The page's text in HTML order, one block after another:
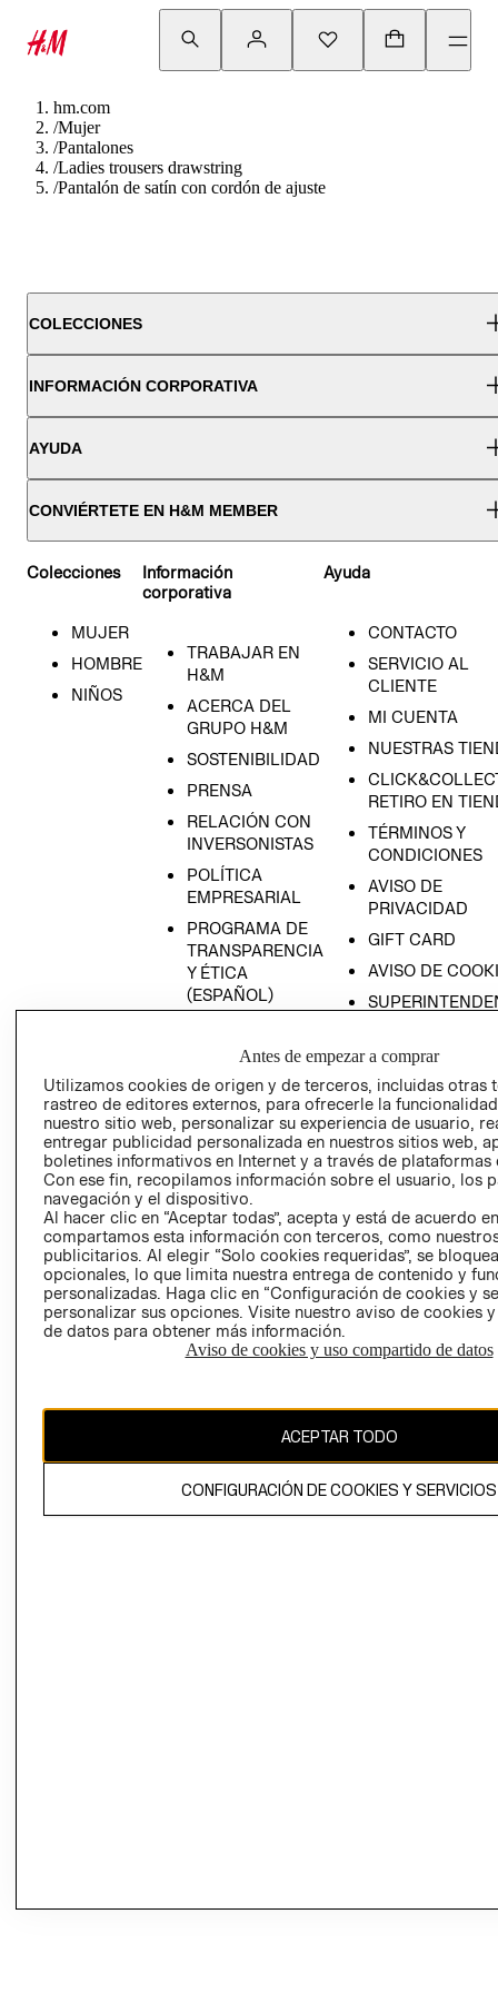
hm.com
/Mujer
/Pantalones
/Ladies trousers drawstring
/Pantalón de satín con cordón de ajuste
COLECCIONES
INFORMACIÓN CORPORATIVA
AYUDA
CONVIÉRTETE EN H&M MEMBER
Colecciones
MUJER
HOMBRE
NIÑOS
Información
corporativa
TRABAJAR EN
H&M
ACERCA DEL
GRUPO H&M
SOSTENIBILIDAD
PRENSA
RELACIÓN CON
INVERSONISTAS
POLÍTICA
EMPRESARIAL
PROGRAMA DE
TRANSPARENCIA
Y ÉTICA
(ESPAÑOL)
TRANSPARENCIA
Ayuda
CONTACTO
SERVICIO AL
CLIENTE
MI CUENTA
NUESTRAS
RETIRO EN
TÉRMINOS Y
CONDICIONES
AVISO DE
PRIVACIDAD
GIFT CARD
AVISO DE
PETICIONES
QUEJAS Y
RECLAMOS
Colombia ($)
CAMBIAR REGIÓN
El contenido de esta página web está protegido por copyright y es
propiedad de H&M Hennes & Mauritz AB.
Antes de empezar a comprar
Utilizamos cookies de origen y de terceros, incluidas otras
rastreo de editores externos, para ofrecerle la
nuestro sitio web, personalizar su experiencia de usuario,
entregar publicidad personalizada en nuestros sitios web,
boletines informativos en Internet y a través de plataformas
Con ese fin, recopilamos información sobre el usuario, los
navegación y el dispositivo.
Al hacer clic en “Aceptar todas”, acepta y está de acuerdo
compartamos esta información con terceros, como
publicitarios. Al elegir “Solo cookies requeridas”, se
opcionales, lo que limita nuestra entrega de contenido y
personalizadas. Haga clic en “Configuración de cookies y
personalizar sus opciones. Visite nuestro aviso de cookies
de datos para obtener más información.
Aviso de cookies y uso compartido de datos
ACEPTAR TODO
CONFIGURACIÓN DE COOKIES Y SERVICIOS